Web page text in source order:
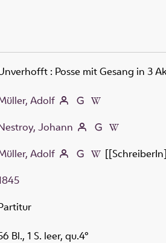
: Posse mit Gesang in 3
Adolf
Johann
Adolf
Bl., 1 S. leer, qu.4°